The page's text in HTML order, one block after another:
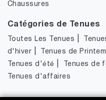
Chaussures
Catégories de Tenues
Toutes Les Tenues
d'hiver
Tenues de
Tenues d'été Tenues de
Tenues d'affaires